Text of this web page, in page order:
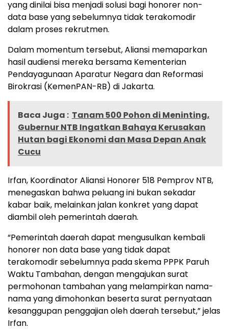
yang dinilai bisa menjadi solusi bagi honorer non-
data base yang sebelumnya tidak terakomodir
dalam proses rekrutmen.
Dalam momentum tersebut, Aliansi memaparkan
hasil audiensi mereka bersama Kementerian
Pendayagunaan Aparatur Negara dan Reformasi
Birokrasi (KemenPAN-RB) di Jakarta.
Baca Juga : Tanam 500 Pohon di Meninting,
Gubernur NTB Ingatkan Bahaya Kerusakan
Hutan bagi Ekonomi dan Masa Depan Anak
Cucu
Irfan, Koordinator Aliansi Honorer 518 Pemprov NTB,
menegaskan bahwa peluang ini bukan sekadar
kabar baik, melainkan jalan konkret yang dapat
diambil oleh pemerintah daerah.
“Pemerintah daerah dapat mengusulkan kembali
honorer non data base yang tidak dapat
terakomodir sebelumnya pada skema PPPK Paruh
Waktu Tambahan, dengan mengajukan surat
permohonan tambahan yang melampirkan nama-
nama yang dimohonkan beserta surat pernyataan
kesanggupan penggajian oleh daerah tersebut,” jelas
Irfan.